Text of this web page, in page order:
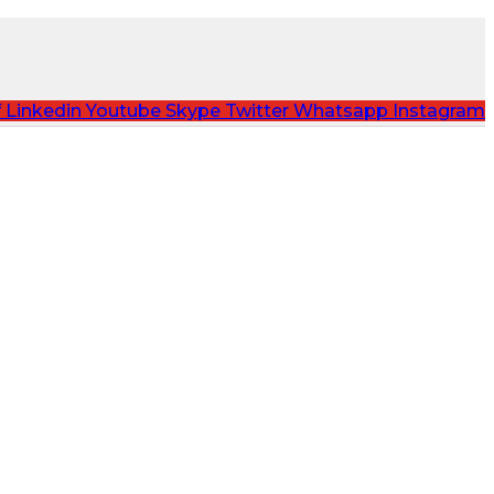
Linkedin Youtube Skype Twitter Whatsapp Instagram